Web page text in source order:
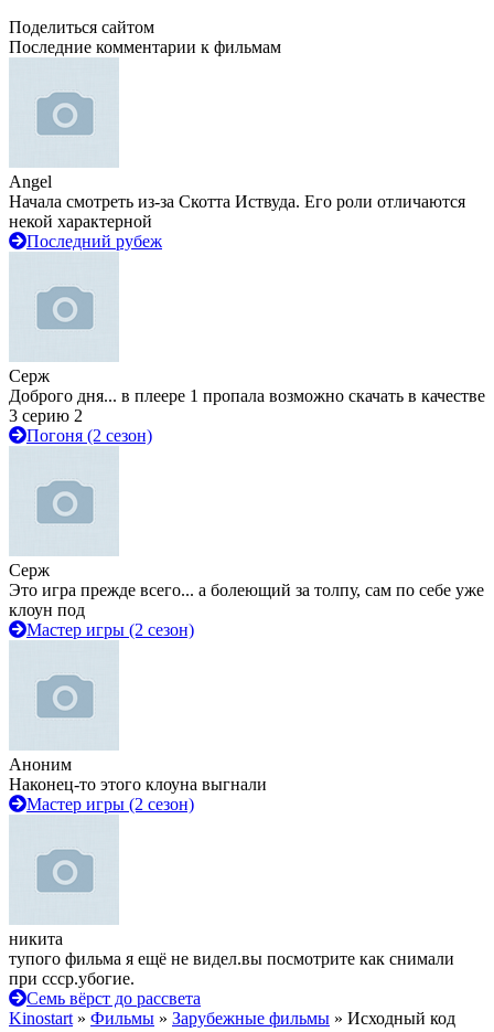
Поделиться сайтом
Последние комментарии к фильмам
Angel
Начала смотреть из-за Скотта Иствуда. Его роли отличаются
некой характерной
Последний рубеж
Серж
Доброго дня... в плеере 1 пропала возможно скачать в качестве
3 серию 2
Погоня (2 сезон)
Серж
Это игра прежде всего... а болеющий за толпу, сам по себе уже
клоун под
Мастер игры (2 сезон)
Аноним
Наконец-то этого клоуна выгнали
Мастер игры (2 сезон)
никита
тупого фильма я ещё не видел.вы посмотрите как снимали
при ссср.убогие.
Семь вёрст до рассвета
Kinostart » Фильмы » Зарубежные фильмы » Исходный код